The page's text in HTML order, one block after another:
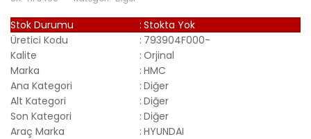
Stok Durumu : Stokta Yok
Üretici Kodu
: 793904F000-
Kalite
: Orjinal
Marka
: HMC
Ana Kategori
: Diğer
Alt Kategori
: Diğer
Son Kategori
: Diğer
Araç Marka
: HYUNDAI